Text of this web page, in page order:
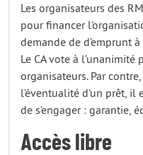
Les organisateurs des
pour financer
demande de d’emprunt
Le CA vote à
organisateurs. Par
l’éventualité d’un prêt,
de s’engager : garantie,
Accès libre